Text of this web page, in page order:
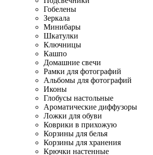
Гобелены
Зеркала
Минибары
Шкатулки
Ключницы
Кашпо
Домашние свечи
Рамки для фотографий
Альбомы для фотографий
Иконы
Глобусы настольные
Ароматические диффузоры
Ложки для обуви
Коврики в прихожую
Корзины для белья
Корзины для хранения
Крючки настенные